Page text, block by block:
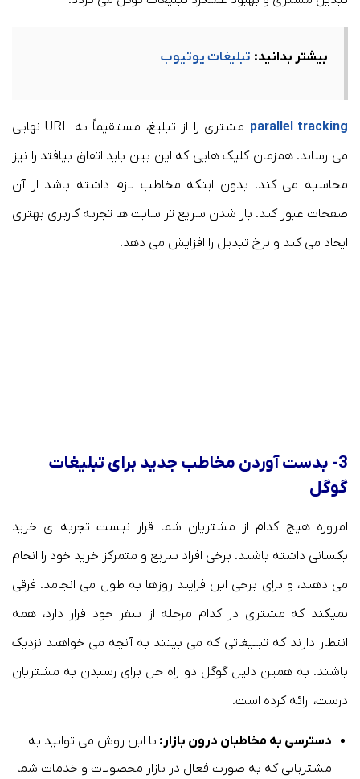
بیشتر بدانید: تبلیغات یوتیوب
parallel tracking
مشتری را از تبلیغ، مستقیماً به URL نهایی
می رساند. همزمان کلیک هایی که این بین باید اتفاق بیافتد را نیز
محاسبه می کند. بدون اینکه مخاطب لازم داشته باشد از آن
صفحات عبور کند. باز شدن سریع تر سایت ها تجربه کاربری بهتری
ایجاد می کند و نرخ تبدیل را افزایش می دهد.
3- بدست آوردن مخاطب جدید برای تبلیغات
گوگل
امروزه هیچ کدام از مشتریان شما قرار نیست تجربه ی خرید
یکسانی داشته باشند. برخی افراد سریع و متمرکز خرید خود را انجام
می دهند، و برای برخی این فرایند روزها به طول می انجامد. فرقی
نمیکند که مشتری در کدام مرحله از سفر خود قرار دارد، همه
انتظار دارند که تبلیغاتی که می بینند به آنچه می خواهند نزدیک
باشند. به همین دلیل گوگل دو راه حل برای رسیدن به مشتریان
درست، ارائه کرده است.
دسترسی به مخاطبان درون بازار: با این روش می توانید به
مشتریانی که به صورت فعال در بازار محصولات و خدمات شما